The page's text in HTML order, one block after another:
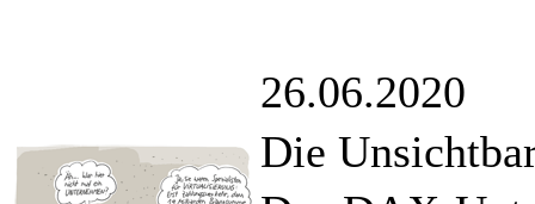
26.06.2020
Die